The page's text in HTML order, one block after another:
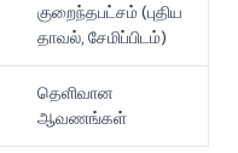
குறைந்தபட்சம் (புதிய
தாவல், சேமிப்பிடம்)
தெளிவான
ஆவணங்கள்